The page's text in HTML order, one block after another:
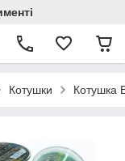
Котушки Котушка